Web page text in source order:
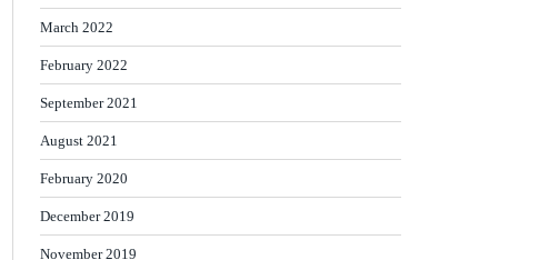
March 2022
February 2022
September 2021
August 2021
February 2020
December 2019
November 2019